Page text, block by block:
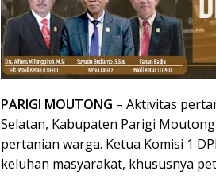
PARIGI MOUTONG – Aktivitas
Selatan, Kabupaten Parigi
pertanian warga. Ketua Komisi 1
keluhan masyarakat, khususnya